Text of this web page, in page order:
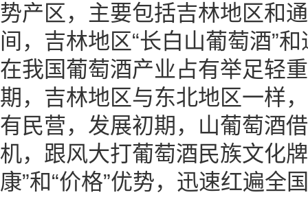
势产区，主要包括吉林地区和
间，吉林地区“长白山葡萄酒”
在我国葡萄酒产业占有举足轻
期，吉林地区与东北地区一样
有民营，发展初期，山葡萄酒
机，跟风大打葡萄酒民族文化
康”和“价格”优势，迅速红遍全